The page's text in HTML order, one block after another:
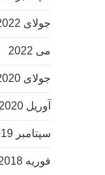
جولای 2022
می 2022
جولای 2020
آوریل 2020
سپتامبر 2019
فوریه 2018